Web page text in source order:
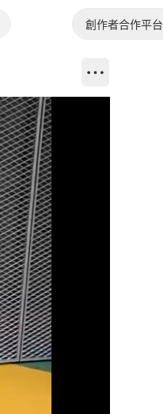
創作者合作平台